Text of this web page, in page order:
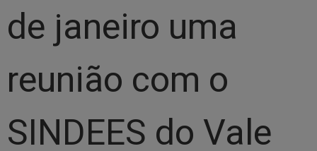
de janeiro uma
reunião com o
SINDEES do Vale